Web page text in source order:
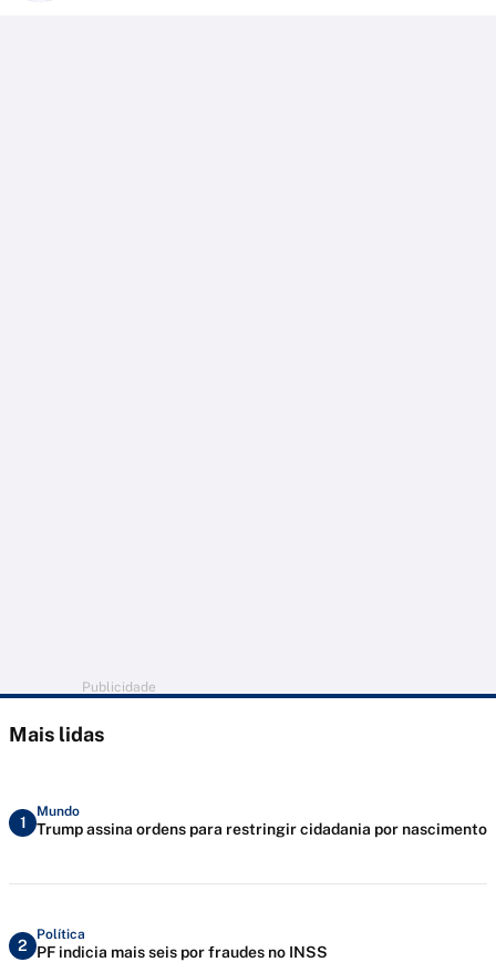
Publicidade
Mais lidas
1
Mundo
Trump assina ordens para restringir cidadania por nascimento
2
Política
PF indicia mais seis por fraudes no INSS